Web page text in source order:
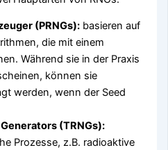
(PRNGs): basieren auf
die mit einem
Während sie in der Praxis
können sie
werden, wenn der Seed
(TRNGs):
Prozesse, z.B. radioaktive